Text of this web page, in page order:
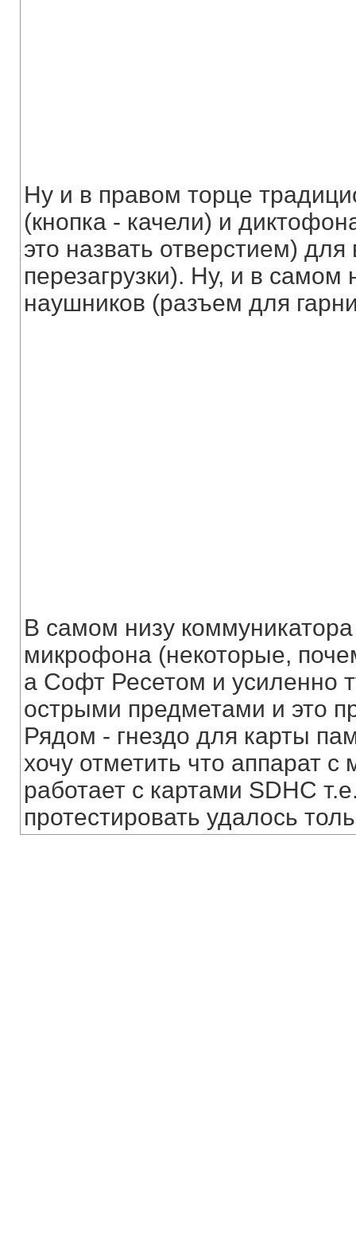
Ну и в правом торце
(кнопка - качели) и
это назвать отверстием)
перезагрузки). Ну, и в самом
наушников (разъем для
В самом низу
микрофона (некоторые,
а Софт Ресетом и усиленно
острыми предметами и это
Рядом - гнездо для карты
хочу отметить что аппарат
работает с картами SDHC
протестировать удалось